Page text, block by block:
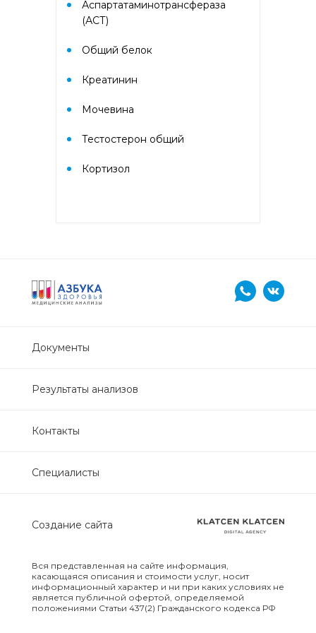
Гематологический (диагностика
анемий)
Гормональный профиль для
Гормональный профиль для
скрининг
заболеваний
Диагностика диабета
Диагностика нейрогенных
Диагностика паразитарных
заболеваний
Аспартатаминотрансфераза
(АСТ)
Общий белок
Креатинин
Мочевина
Тестостерон общий
Кортизол
Документы
Результаты анализов
Контакты
Специалисты
Вся представленная на сайте информация,
касающаяся описания и стоимости услуг, носит
информационный характер и ни при каких условиях не
является публичной офертой, определяемой
положениями Статьи 437(2) Гражданского кодекса РФ
Создание сайта